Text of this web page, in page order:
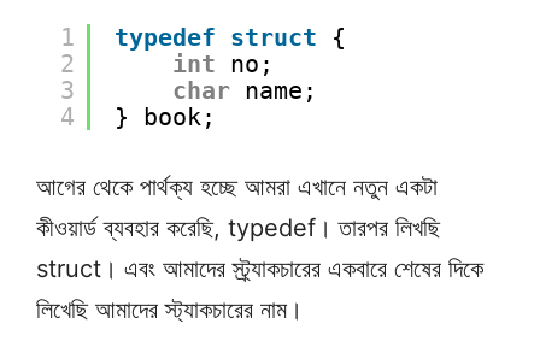
1
2
3
4
typedef struct
{
int no;
char name;
} book;
আগের থেকে পার্থক্য হচ্ছে আমরা এখানে নতুন একটা
কীওয়ার্ড ব্যবহার করেছি, typedef। তারপর লিখছি
struct। এবং আমাদের স্ট্র্যাকচারের একবারে শেষের দিকে
লিখেছি আমাদের স্ট্যাকচারের নাম।